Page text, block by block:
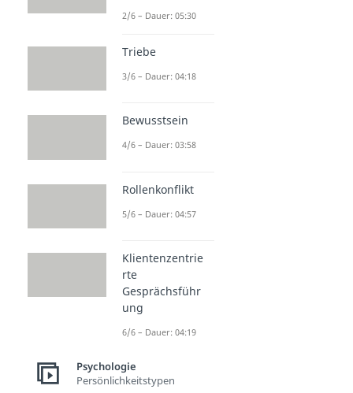
2/6 – Dauer: 05:30
Triebe
3/6 – Dauer: 04:18
Bewusstsein
4/6 – Dauer: 03:58
Rollenkonflikt
5/6 – Dauer: 04:57
Klientenzentrie
rte
Gesprächsführ
ung
6/6 – Dauer: 04:19
Psychologie
Persönlichkeitstypen